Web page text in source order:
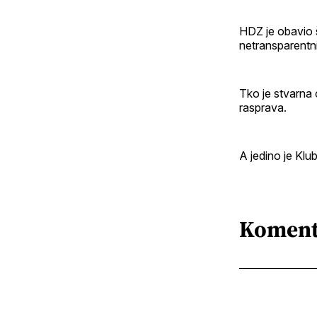
HDZ je obavio
Tko je stvarna
rasprava.
A jedino je